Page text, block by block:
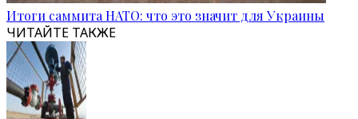
Итоги саммита НАТО: что это значит для Украины
ЧИТАЙТЕ ТАКЖЕ